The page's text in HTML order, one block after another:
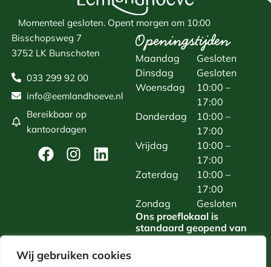
Wij gebruiken cookies
Momenteel gesloten. Opent morgen om 10:00
Bisschopsweg 7
3752 LK Bunschoten
033 299 92 00
info@eemlandhoeve.nl
Bereikbaar op
kantoordagen
Openingstijden
Maandag
Gesloten
Dinsdag
Gesloten
Woensdag
10:00 –
17:00
Donderdag
10:00 –
17:00
Vrijdag
10:00 –
17:00
Zaterdag
10:00 –
17:00
Zondag
Gesloten
Ons proeflokaal is
standaard geopend van
woensdag t/m zaterdag.